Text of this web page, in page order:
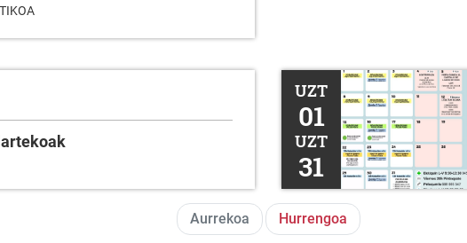
2026ko uztaileko agenda
UZT
01
UZT
31
Aurrekoa Hurrengoa